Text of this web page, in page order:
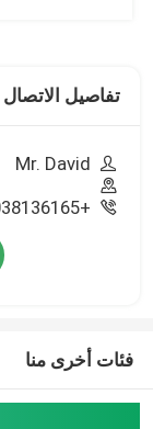
تفاصيل الاتصال
Mr. David
+8615038136165
فئات أخرى منا